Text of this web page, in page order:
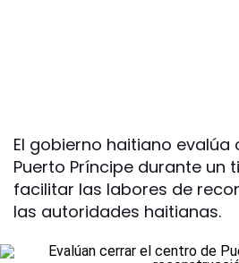
El gobierno haitiano
Puerto Príncipe durante un
facilitar las labores de
las autoridades haitianas.